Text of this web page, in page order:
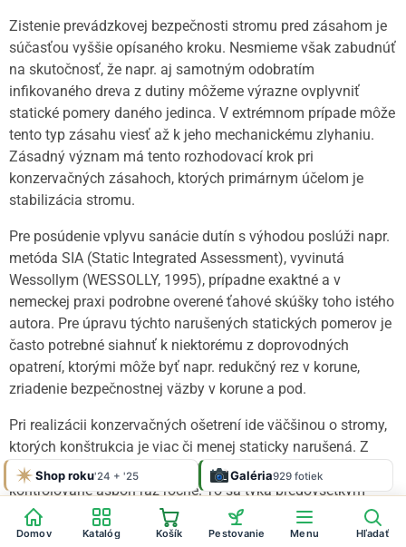
Zistenie prevádzkovej bezpečnosti stromu pred zásahom je
súčasťou vyššie opísaného kroku. Nesmieme však zabudnúť
na skutočnosť, že napr. aj samotným odobratím
infikovaného dreva z dutiny môžeme výrazne ovplyvniť
statické pomery daného jedinca. V extrémnom prípade môže
tento typ zásahu viesť až k jeho mechanickému zlyhaniu.
Zásadný význam má tento rozhodovací krok pri
konzervačných zásahoch, ktorých primárnym účelom je
stabilizácia stromu.
Pre posúdenie vplyvu sanácie dutín s výhodou poslúži napr.
metóda SIA (Static Integrated Assessment), vyvinutá
Wessollym (WESSOLLY, 1995), prípadne exaktné a v
nemeckej praxi podrobne overené ťahové skúšky toho istého
autora. Pre úpravu týchto narušených statických pomerov je
často potrebné siahnuť k niektorému z doprovodných
opatrení, ktorými môže byť napr. redukčný rez v korune,
zriadenie bezpečnostnej väzby v korune a pod.
Pri realizácii konzervačných ošetrení ide väčšinou o stromy,
ktorých konštrukcia je viac či menej staticky narušená. Z
tohto dôvodu by mali byť ošetrené stromy následne
kontrolované aspoň raz ročne. To sa týka predovšetkým
stromov voľne prístupných pre verejnosť a stromov v
blízkosti stavieb.
★★★★★4,9Google OVERENÉ
ZÁKAZNÍKMI
Heureka 100 %Heureka
Shop roku'24 + '25 Galéria929 fotiek
Domov Katalóg Košík Pestovanie Menu Hľadať